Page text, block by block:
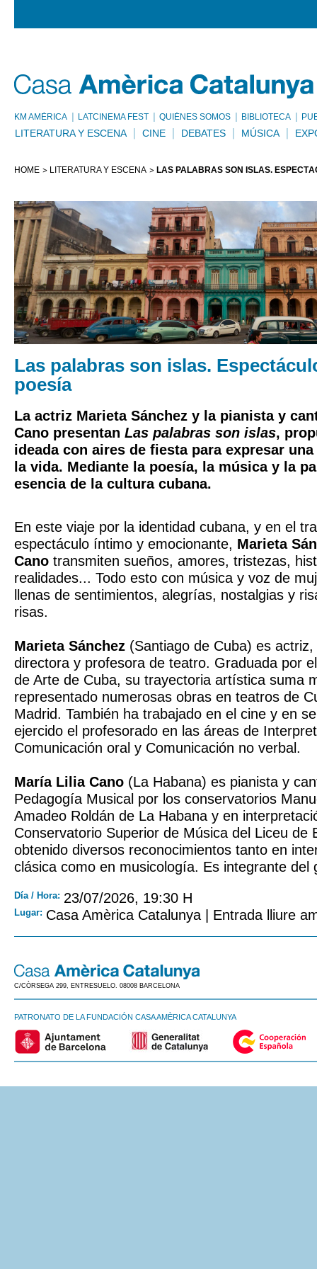
KM AMÈRICA LATCINEMA FEST QUIÉNES SOMOS BIBLIOTECA
LITERATURA Y ESCENA CINE DEBATES MÚSICA
HOME LITERATURA Y ESCENA LAS PALABRAS SON ISLAS.
Las palabras son islas.
poesía
La actriz Marieta Sánchez y la pianista y
Cano presentan Las palabras son islas,
ideada con aires de fiesta para expresar
la vida. Mediante la poesía, la música y la
esencia de la cultura cubana.
En este viaje por la identidad cubana, y en el
espectáculo íntimo y emocionante, Marieta
Cano transmiten sueños, amores, tristezas,
realidades... Todo esto con música y voz de
llenas de sentimientos, alegrías, nostalgias y
risas.
Marieta Sánchez (Santiago de Cuba) es
directora y profesora de teatro. Graduada por
de Arte de Cuba, su trayectoria artística suma
representado numerosas obras en teatros de
Madrid. También ha trabajado en el cine y en
ejercido el profesorado en las áreas de
Comunicación oral y Comunicación no verbal.
María Lilia Cano (La Habana) es pianista y
Pedagogía Musical por los conservatorios
Amadeo Roldán de La Habana y en
Conservatorio Superior de Música del Liceu de
obtenido diversos reconocimientos tanto en
clásica como en musicología. Es integrante del
Día / Hora: 23/07/2026, 19:30 H
Lugar: Casa Amèrica Catalunya | Entrada lliure
C/CÒRSEGA 299, ENTRESUELO. 08008 BARCELONA
PATRONATO DE LA FUNDACIÓN CASA AMÈRICA CATALUNYA